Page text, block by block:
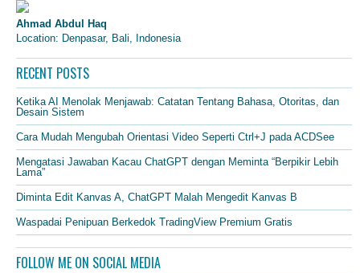
Ahmad Abdul Haq
Location: Denpasar, Bali, Indonesia
RECENT POSTS
Ketika AI Menolak Menjawab: Catatan Tentang Bahasa, Otoritas, dan
Desain Sistem
Cara Mudah Mengubah Orientasi Video Seperti Ctrl+J pada ACDSee
Mengatasi Jawaban Kacau ChatGPT dengan Meminta “Berpikir Lebih
Lama”
Diminta Edit Kanvas A, ChatGPT Malah Mengedit Kanvas B
Waspadai Penipuan Berkedok TradingView Premium Gratis
FOLLOW ME ON SOCIAL MEDIA